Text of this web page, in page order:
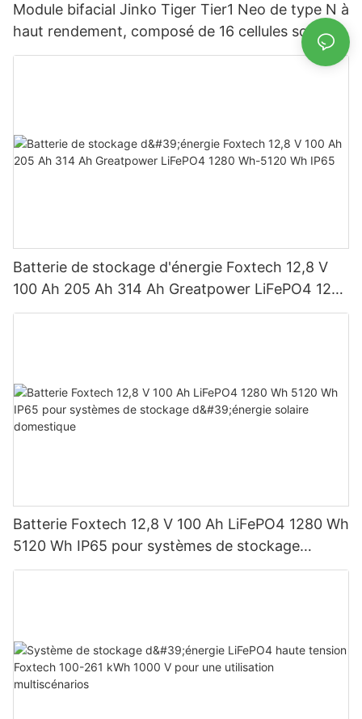
Module bifacial Jinko Tiger Tier1 Neo de type N à
haut rendement, composé de 16 cellules solaires
BB, pour des puissances de 590 W, 620 W, 630
Batterie de stockage d'énergie Foxtech 12,8 V
100 Ah 205 Ah 314 Ah Greatpower LiFePO4 1280
Wh-5120 Wh IP65
Batterie Foxtech 12,8 V 100 Ah LiFePO4 1280 Wh
5120 Wh IP65 pour systèmes de stockage
d'énergie solaire domestique